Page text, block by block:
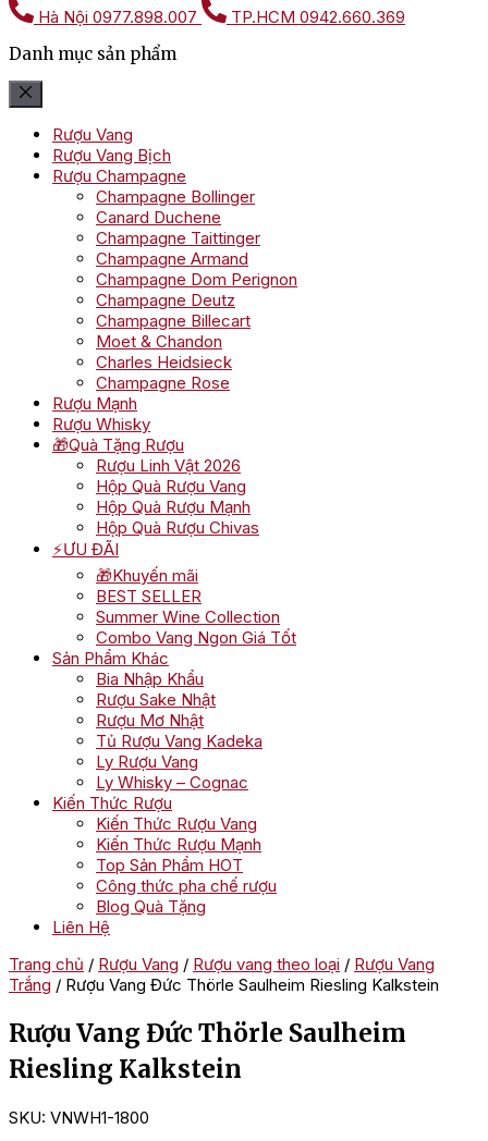
Hà Nội 0977.898.007 TP.HCM 0942.660.369
Danh mục sản phẩm
Rượu Vang
Rượu Vang Bịch
Rượu Champagne
Champagne Bollinger
Canard Duchene
Champagne Taittinger
Champagne Armand
Champagne Dom Perignon
Champagne Deutz
Champagne Billecart
Moet & Chandon
Charles Heidsieck
Champagne Rose
Rượu Mạnh
Rượu Whisky
🎁Quà Tặng Rượu
Rượu Linh Vật 2026
Hộp Quà Rượu Vang
Hộp Quà Rượu Mạnh
Hộp Quà Rượu Chivas
⚡ƯU ĐÃI
🎁Khuyến mãi
BEST SELLER
Summer Wine Collection
Combo Vang Ngon Giá Tốt
Sản Phẩm Khác
Bia Nhập Khẩu
Rượu Sake Nhật
Rượu Mơ Nhật
Tủ Rượu Vang Kadeka
Ly Rượu Vang
Ly Whisky – Cognac
Kiến Thức Rượu
Kiến Thức Rượu Vang
Kiến Thức Rượu Mạnh
Top Sản Phẩm HOT
Công thức pha chế rượu
Blog Quà Tặng
Liên Hệ
Trang chủ / Rượu Vang / Rượu vang theo loại / Rượu Vang
Trắng / Rượu Vang Đức Thörle Saulheim Riesling Kalkstein
Rượu Vang Đức Thörle Saulheim
Riesling Kalkstein
SKU: VNWH1-1800